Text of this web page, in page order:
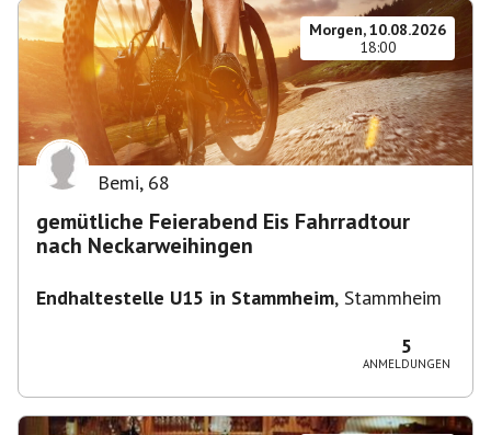
Morgen, 10.08.2026
18:00
Bemi, 68
gemütliche Feierabend Eis Fahrradtour
nach Neckarweihingen
Endhaltestelle U15 in Stammheim, Stammheim
5
ANMELDUNGEN